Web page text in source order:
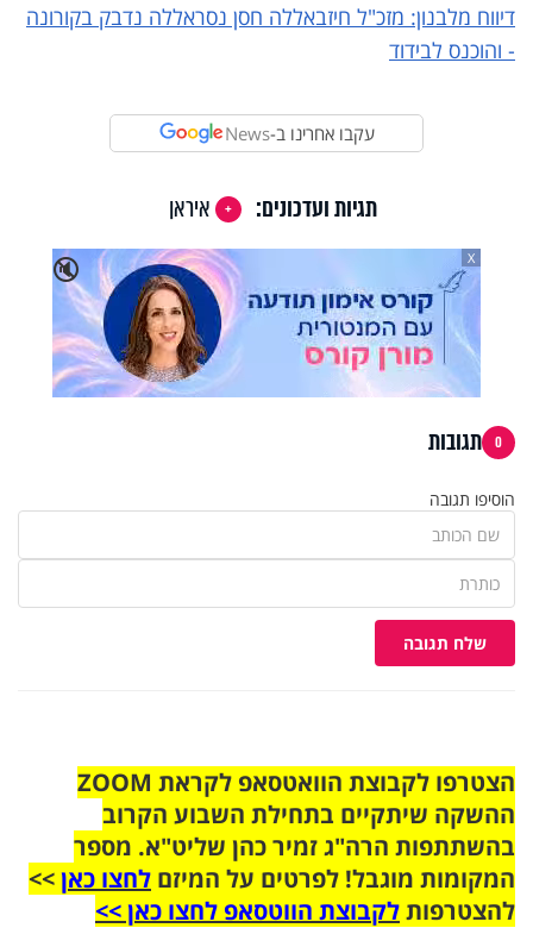
דיווח מלבנון: מזכ"ל חיזבאללה חסן נסראללה נדבק בקורונה
- והוכנס לבידוד
עקבו אחרינו ב-News
תגיות ועדכונים:
איראן
🔇
X
0 תגובות
הוסיפו תגובה
שלח תגובה
הצטרפו לקבוצת הוואטסאפ לקראת ZOOM
ההשקה שיתקיים בתחילת השבוע הקרוב
בהשתתפות הרה"ג זמיר כהן שליט"א. מספר
המקומות מוגבל! לפרטים על המיזם לחצו כאן>>
להצטרפותלקבוצת הווטסאפ לחצו כאן >>